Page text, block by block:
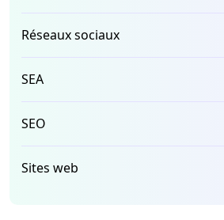
Réseaux sociaux
SEA
SEO
Sites web